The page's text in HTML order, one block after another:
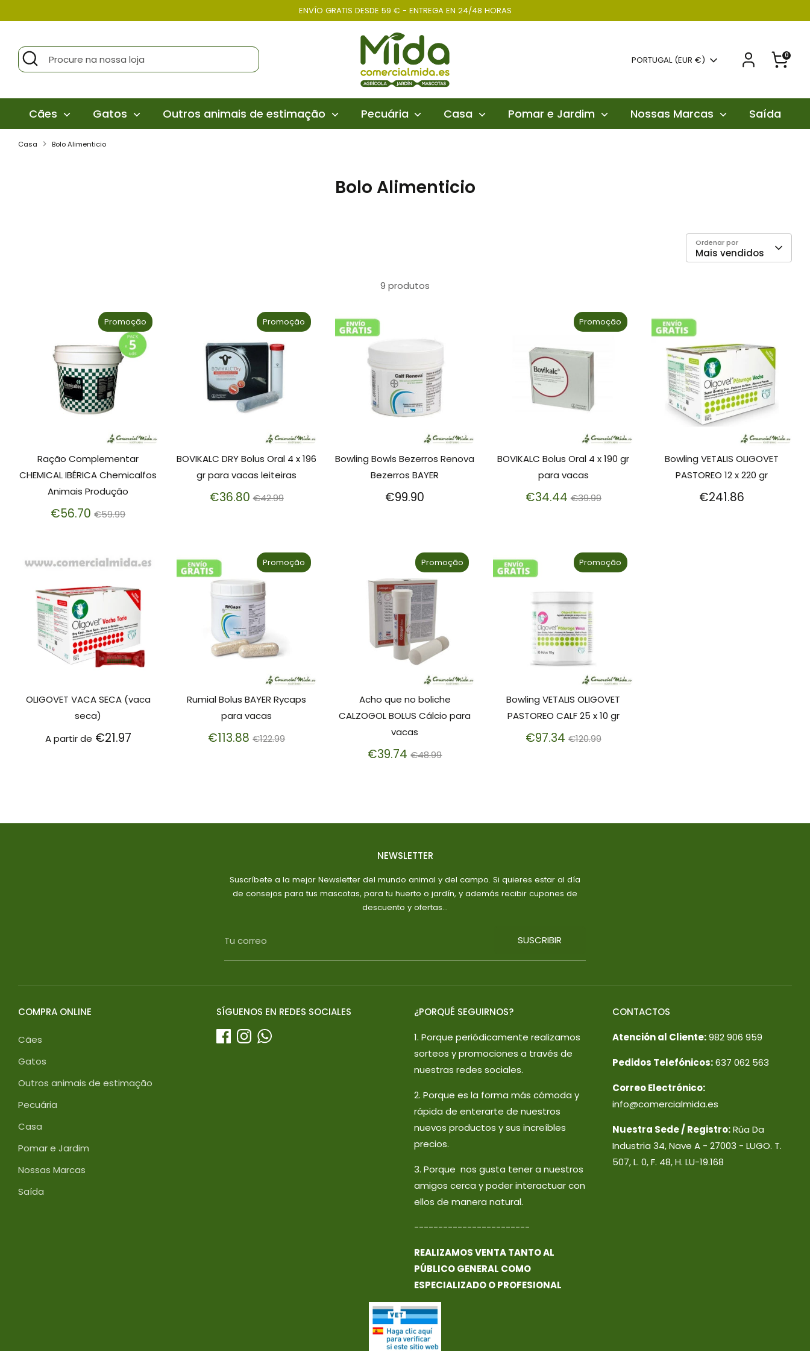
para
conteúdo
ENVÍO GRATIS DESDE 59 € - ENTREGA EN 24/48 HORAS
Procurar
Procure
na
Moeda
PORTUGAL (EUR €) 0
Cães Gatos Outros animais de estimação Pecuária Casa Pomar e Jardim Nossas Marcas Saída
Casa Bolo Alimenticio
Bolo Alimenticio
Ordenar por
Mais vendidos
9 produtos
Ração Complementar
CHEMICAL IBÉRICA Chemicalfos
Animais Produção
€56.70 Preço
€59.99
Promoção
BOVIKALC DRY Bolus Oral 4 x 196
gr para vacas leiteiras
€36.80Preço
€42.99
Promoção
Bowling Bowls Bezerros Renova
Bezerros BAYER
€99.90
BOVIKALC Bolus Oral 4 x 190 gr
para vacas
€34.44Preço
€39.99
Promoção
Bowling VETALIS OLIGOVET
PASTOREO 12 x 220 gr
€241.86
OLIGOVET VACA SECA (vaca
seca)
A partir de €21.97
Rumial Bolus BAYER Rycaps
para vacas
€113.88 Preço
€122.99
Promoção
Acho que no boliche
CALZOGOL BOLUS Cálcio para
vacas
€39.74 Preço
€48.99
Promoção
Bowling VETALIS OLIGOVET
PASTOREO CALF 25 x 10 gr
€97.34Preço
€120.99
Promoção
NEWSLETTER
Suscríbete a la mejor Newsletter del mundo animal y del campo. Si quieres estar al día
de consejos para tus mascotas, para tu huerto o jardín, y además recibir cupones de
descuento y ofertas...
Tu correo SUSCRIBIR
COMPRA ONLINE
Cães
Gatos
Outros animais de estimação
Pecuária
Casa
Pomar e Jardim
Nossas Marcas
Saída
SÍGUENOS EN REDES SOCIALES
¿PORQUÉ SEGUIRNOS?
1. Porque periódicamente realizamos
sorteos y promociones a través de
nuestras redes sociales.
2. Porque es la forma más cómoda y
rápida de enterarte de nuestros
nuevos productos y sus increíbles
precios.
3. Porque nos gusta tener a nuestros
amigos cerca y poder interactuar con
ellos de manera natural.
------------------------
REALIZAMOS VENTA TANTO AL
PÚBLICO GENERAL COMO
ESPECIALIZADO O PROFESIONAL
CONTACTOS
Atención al Cliente:982 906 959
Pedidos Telefónicos:637 062 563
Correo Electrónico:
info@comercialmida.es
Nuestra Sede / Registro:Rúa Da
Industria 34, Nave A - 27003 - LUGO. T.
507, L. 0, F. 48, H. LU-19.168